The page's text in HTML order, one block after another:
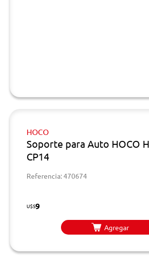
HOCO
Soporte para Auto HOCO
CP14
Referencia: 470674
U$S9
Agregar